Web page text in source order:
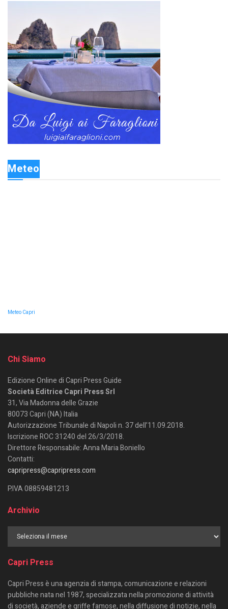
Meteo
Meteo Capri
Chi Siamo
Edizione Online di Capri Press Guide
Società Editrice Capri Press Srl
31, Via Madonna delle Grazie
80073 Capri (NA) Italia
Autorizzazione Tribunale di Napoli n. 37 dell’11.09.2018.
Iscrizione ROC 31240 del 26/3/2018.
Direttore Responsabile: Anna Maria Boniello
Contatti:
capripress@capripress.com
P.IVA 08859481213
Archivio
Capri Press
Capri Press è una agenzia di stampa, comunicazione e relazioni
pubbliche nata nel 1987, specializzata nella promozione di attività
di società, aziende e griffe famose, nella diffusione di notizie, nella